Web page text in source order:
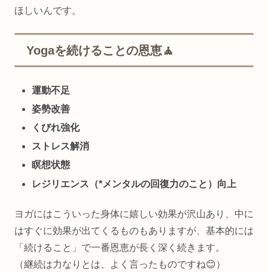
ほしいんです。
Yogaを続けることの恩恵🧘
運動不足
姿勢改善
くびれ強化
ストレス解消
瞑想状態
レジリエンス（*メンタルの回復力のこと ）向上
ヨガにはこういった身体に嬉しい効果が沢山あり、中に
はすぐに効果が出てくるものもありますが、基本的には
「続けること」で一番恩恵が長く深く続きます。
（継続は力なりとは、よく言ったものですね😊）